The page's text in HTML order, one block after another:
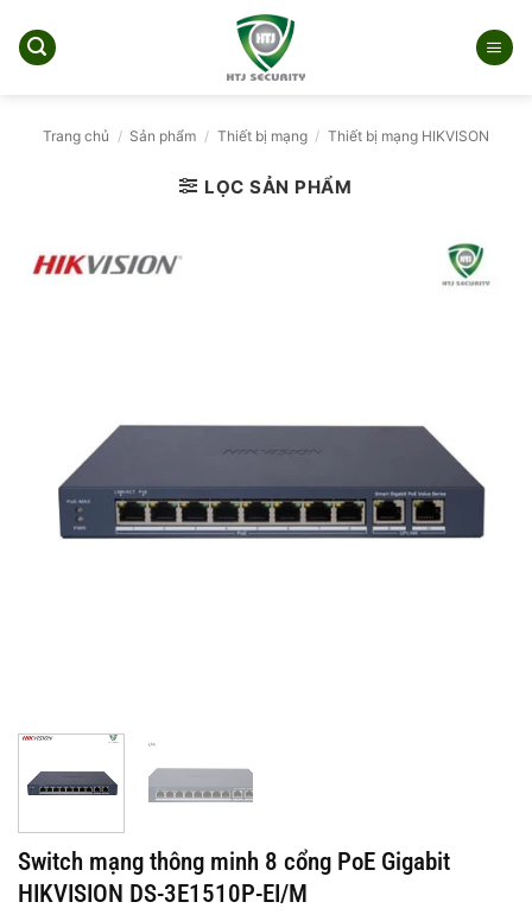
qua
Trang chủ / Sản phẩm / Thiết bị mạng / Thiết bị mạng HIKVISON
LỌC SẢN PHẨM
Switch mạng thông minh 8 cổng PoE Gigabit
HIKVISION DS-3E1510P-EI/M